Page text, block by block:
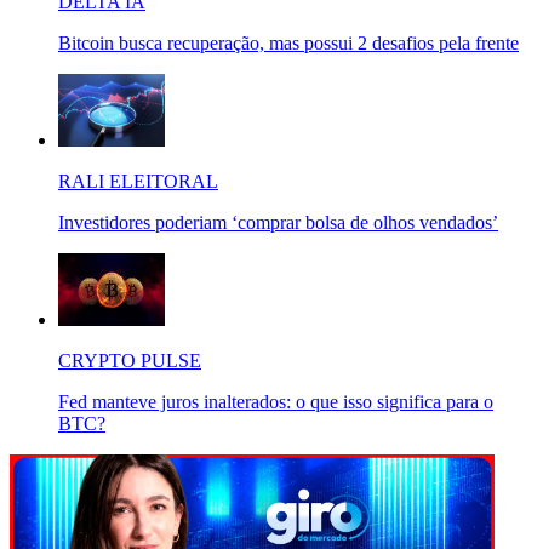
Bitcoin busca recuperação, mas possui 2 desafios pela frente
RALI ELEITORAL
Investidores poderiam ‘comprar bolsa de olhos vendados’
CRYPTO PULSE
Fed manteve juros inalterados: o que isso significa para o
BTC?